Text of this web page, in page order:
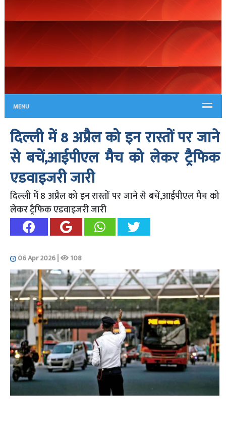
MENU
दिल्ली में 8 अप्रैल को इन रास्तों पर जाने
से बचें,आईपीएल मैच को लेकर ट्रैफिक
एडवाइजरी जारी
दिल्ली में 8 अप्रैल को इन रास्तों पर जाने से बचें,आईपीएल मैच को
लेकर ट्रैफिक एडवाइजरी जारी
06 Apr 2026| 108